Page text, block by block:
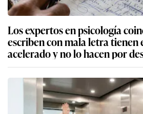
Los expertos en psicología
escriben con mala letra tienen
acelerado y no lo hacen por